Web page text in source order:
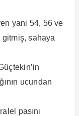
yani 54, 56 ve
sahaya
ucundan
pasını